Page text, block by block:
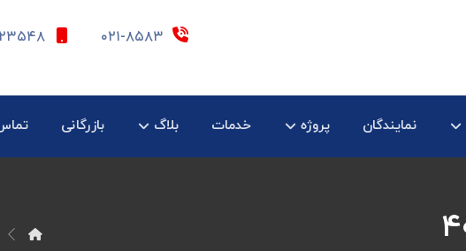
۰۲۱-۸۵۸۳
نمایندگان پروژه خدمات بلاگ بازرگانی